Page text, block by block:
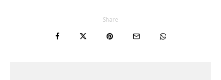
Share